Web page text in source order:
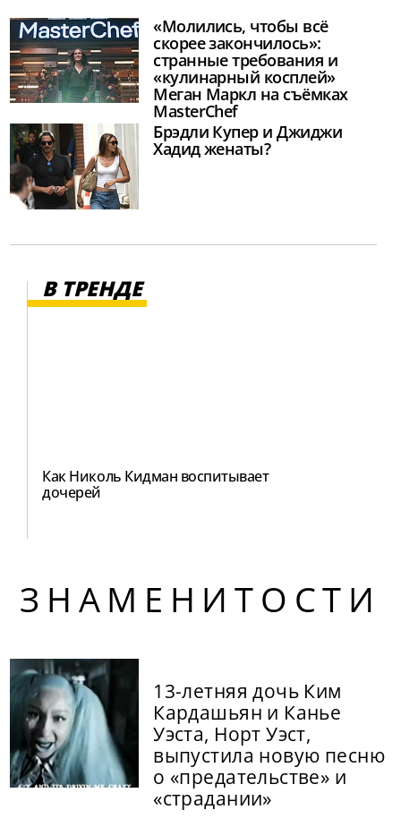
«Молились, чтобы всё
скорее закончилось»:
странные требования и
«кулинарный косплей»
Меган Маркл на съёмках
MasterChef
Брэдли Купер и Джиджи
Хадид женаты?
В ТРЕНДЕ
Как Николь Кидман воспитывает
дочерей
ЗНАМЕНИТОСТИ
13-летняя дочь Ким
Кардашьян и Канье
Уэста, Норт Уэст,
выпустила новую песню
о «предательстве» и
«страдании»